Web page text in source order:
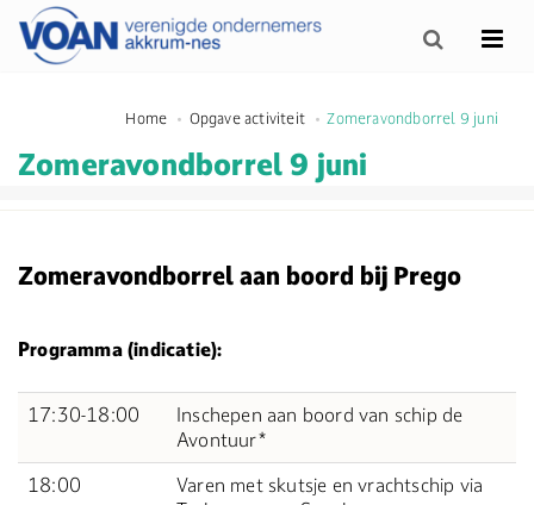
Home Opgave activiteit Zomeravondborrel 9 juni
Zomeravondborrel 9 juni
Zomeravondborrel aan boord bij Prego
Programma (indicatie):
17:30-18:00
Inschepen aan boord van schip de
Avontuur*
18:00
Varen met skutsje en vrachtschip via